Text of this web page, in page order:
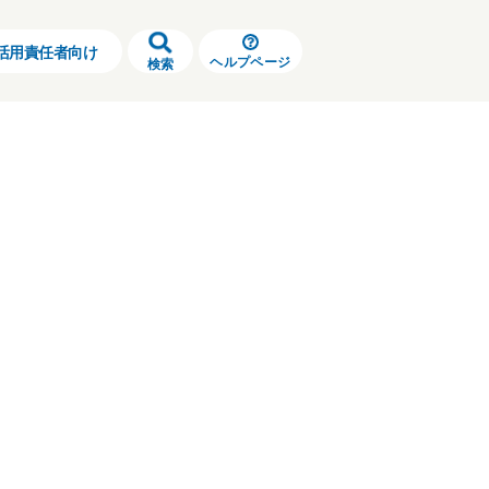
用責任者向け
検索 ヘルプページ